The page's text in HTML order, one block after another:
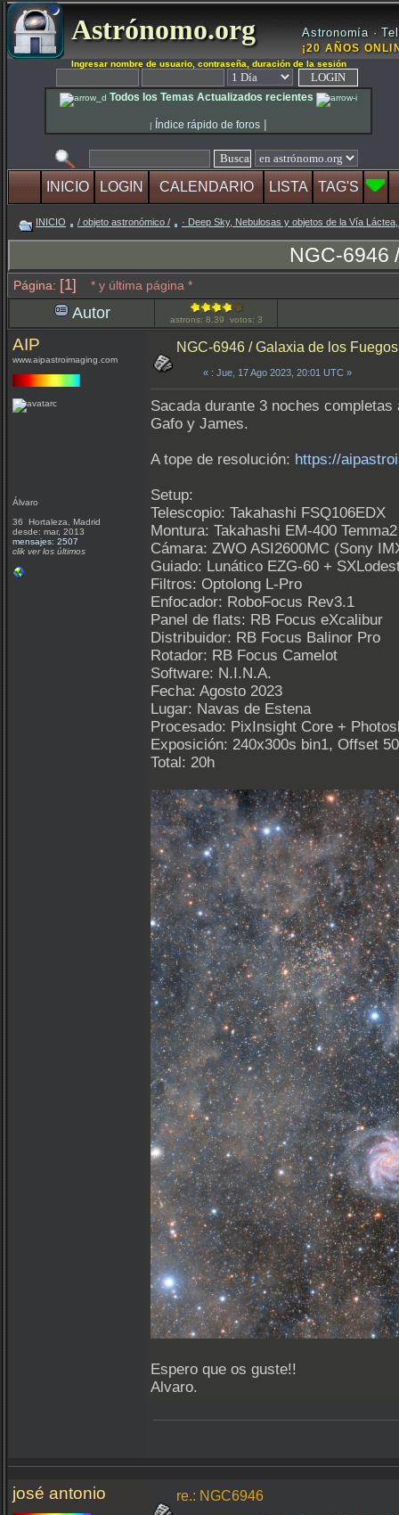
Astrónomo.org Astronomía ·
¡20 AÑOS
Ingresar nombre de usuario, contraseña, duración de la sesión
Todos los Temas Actualizados recientes
| Índice rápido de foros |
INICIO LOGIN CALENDARIO LISTA TAG'S
INICIO / objeto astronómico / · Deep Sky, Nebulosas y objetos de la Vía
NGC-6946
Página: [1] * y última página *
Autor astrons: 8.39 votos: 3
AIP
www.aipastroimaging.com
Álvaro
36 Hortaleza, Madrid
desde: mar, 2013
mensajes: 2507
clik ver los últimos
NGC-6946 / Galaxia de los
« : Jue, 17 Ago 2023, 20:01 UTC »
Sacada durante 3 noches
Gafo y James.
A tope de resolución: https://
Setup:
Telescopio: Takahashi FSQ106EDX
Montura: Takahashi EM-400 Temma2
Cámara: ZWO ASI2600MC (Sony
Guiado: Lunático EZG-60 +
Filtros: Optolong L-Pro
Enfocador: RoboFocus Rev3.1
Panel de flats: RB Focus eXcalibur
Distribuidor: RB Focus Balinor Pro
Rotador: RB Focus Camelot
Software: N.I.N.A.
Fecha: Agosto 2023
Lugar: Navas de Estena
Procesado: PixInsight Core +
Exposición: 240x300s bin1, Offset
Total: 20h
Espero que os guste!!
Alvaro.
josé antonio re.: NGC6946